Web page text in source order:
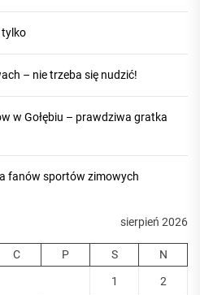
tylko
– nie trzeba się nudzić!
w Gołębiu – prawdziwa gratka
fanów sportów zimowych
sierpień 2026
C P S N
1 2